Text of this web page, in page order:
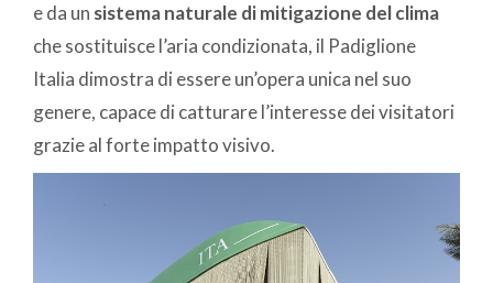
e da un sistema naturale di mitigazione del clima
che sostituisce l’aria condizionata, il Padiglione
Italia dimostra di essere un’opera unica nel suo
genere, capace di catturare l’interesse dei visitatori
grazie al forte impatto visivo.